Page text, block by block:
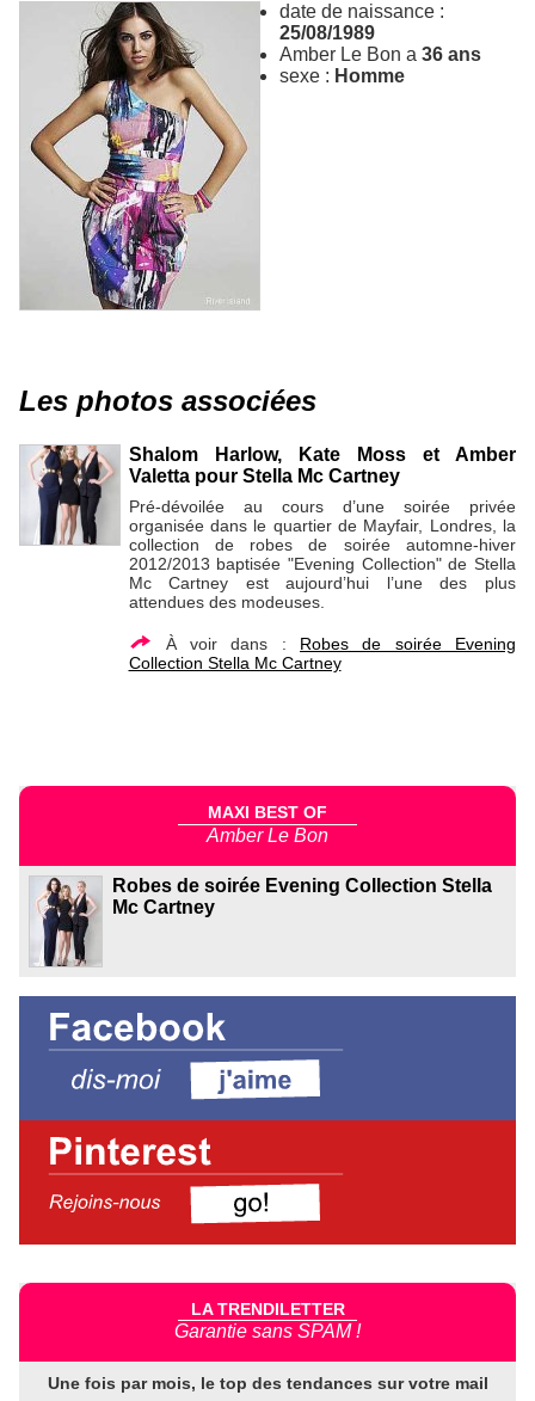
date de naissance :
25/08/1989
Amber Le Bon a 36 ans
sexe : Homme
Les photos associées
Shalom Harlow, Kate Moss et Amber
Valetta pour Stella Mc Cartney
Pré-dévoilée au cours d’une soirée privée
organisée dans le quartier de Mayfair, Londres, la
collection de robes de soirée automne-hiver
2012/2013 baptisée "Evening Collection" de Stella
Mc Cartney est aujourd’hui l’une des plus
attendues des modeuses.
À voir dans : Robes de soirée Evening
Collection Stella Mc Cartney
MAXI BEST OF
Amber Le Bon
Robes de soirée Evening Collection Stella
Mc Cartney
LA TRENDILETTER
Garantie sans SPAM !
Une fois par mois, le top des tendances sur votre mail